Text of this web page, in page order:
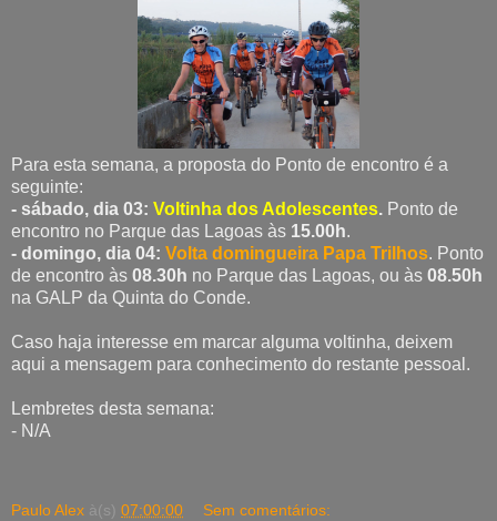
Para esta semana, a proposta do Ponto de encontro é a
seguinte:
- sábado, dia 03: Voltinha dos Adolescentes. Ponto de
encontro no Parque das Lagoas às 15.00h.
- domingo, dia 04: Volta domingueira Papa Trilhos. Ponto
de encontro às 08.30h no Parque das Lagoas, ou às 08.50h
na GALP da Quinta do Conde.
Caso haja interesse em marcar alguma voltinha, deixem
aqui a mensagem para conhecimento do restante pessoal.
Lembretes desta semana:
- N/A
Paulo Alex à(s) 07:00:00 Sem comentários: